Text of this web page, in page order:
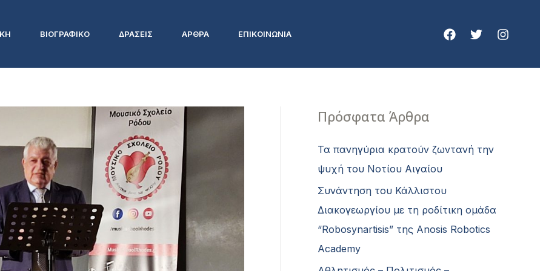
ΒΙΟΓΡΑΦΙΚΟ ΔΡΑΣΕΙΣ ΑΡΘΡΑ ΕΠΙΚΟΙΝΩΝΙΑ
Πρόσφατα Άρθρα
Τα πανηγύρια κρατούν ζωντανή την
ψυχή του Νοτίου Αιγαίου
Συνάντηση του Κάλλιστου
Διακογεωργίου με τη ροδίτικη ομάδα
“Robosynartisis” της Anosis Robotics
Academy